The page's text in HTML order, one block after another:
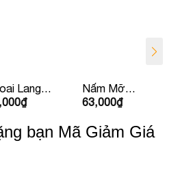
Lang
₫
Nấm Mỡ
Yoshi Nâu
63,000₫
bạn Mã Giảm Giá